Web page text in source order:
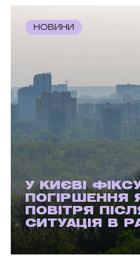
НОВИНИ
У КИЄВІ
ПОГІРШЕННЯ
ПОВІТРЯ
СИТУАЦІЯ В